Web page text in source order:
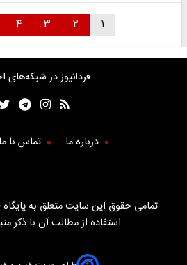
۱ ۲ ۳ ۴
فردانیوز در شبکه‌های
درباره ما تماس با ما
تمامی حقوق این سایت متعلق به پایگاه
استفاده از مطالب آن با ذکر